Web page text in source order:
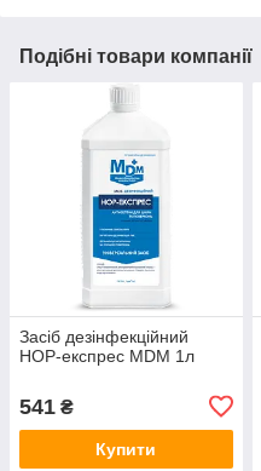
Подібні товари компанії
Засіб дезінфекційний
НОР-експрес MDM 1л
541 ₴
Купити